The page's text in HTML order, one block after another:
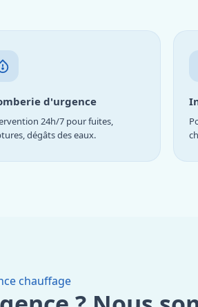
d'urgence
24h/7 pour fuites,
dégâts des eaux.
chauffage